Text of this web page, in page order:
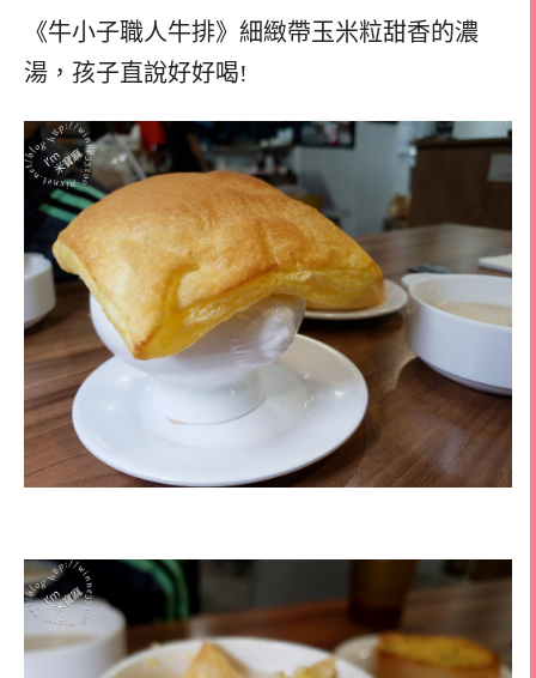
《牛小子職人牛排》細緻帶玉米粒甜香的濃
湯，孩子直說好好喝!